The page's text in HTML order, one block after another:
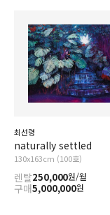
최선령
naturally settled
130x163cm (100호)
렌탈250,000원/월
구매5,000,000원